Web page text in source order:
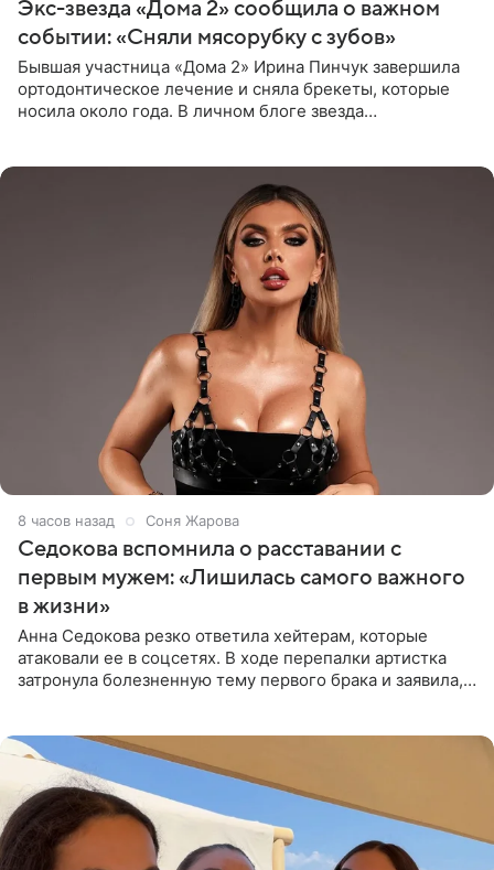
Экс-звезда «Дома 2» сообщила о важном
событии: «Сняли мясорубку с зубов»
Бывшая участница «Дома 2» Ирина Пинчук завершила
ортодонтическое лечение и сняла брекеты, которые
носила около года. В личном блоге звезда
8 часов назад Соня Жарова
Седокова вспомнила о расставании с
первым мужем: «Лишилась самого важного
в жизни»
Анна Седокова резко ответила хейтерам, которые
атаковали ее в соцсетях. В ходе перепалки артистка
затронула болезненную тему первого брака и заявила,